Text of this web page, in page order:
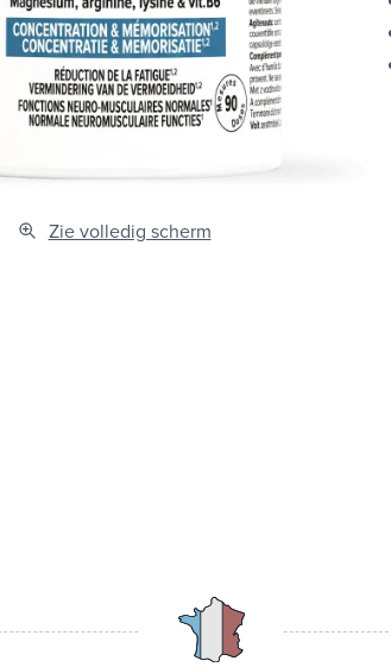
Zie volledig scherm